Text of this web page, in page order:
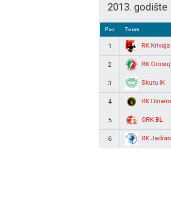
2013. godište
Pos Team
1 RK Krivaja
2 RK
3 Skuru IK
4 RK
5 ORK BL
6 RK Jadran